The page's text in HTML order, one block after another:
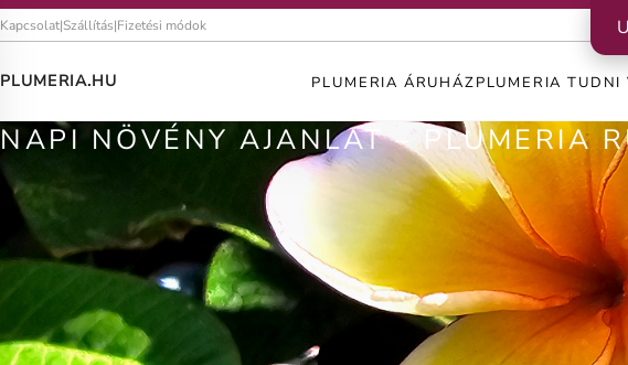
Kapcsolat|Szállítás|Fizetési módok
PLUMERIA.HU PLUMERIA ÁRUHÁZPLUMERIA TUDNI
NAPI NÖVÉNY AJANLAT – PLUMERIA